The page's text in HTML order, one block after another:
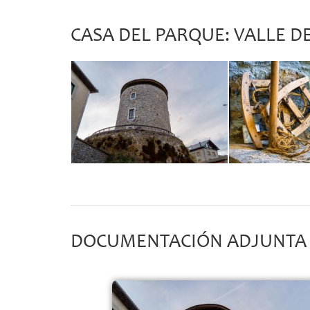
CASA DEL PARQUE: VALLE
DOCUMENTACIÓN ADJUNTA